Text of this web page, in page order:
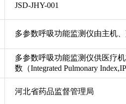
JSD-JHY-001
多参数呼吸功能监测仪由主机
多参数呼吸功能监测仪供医疗
数（Integrated Pulmonary
河北省药品监督管理局